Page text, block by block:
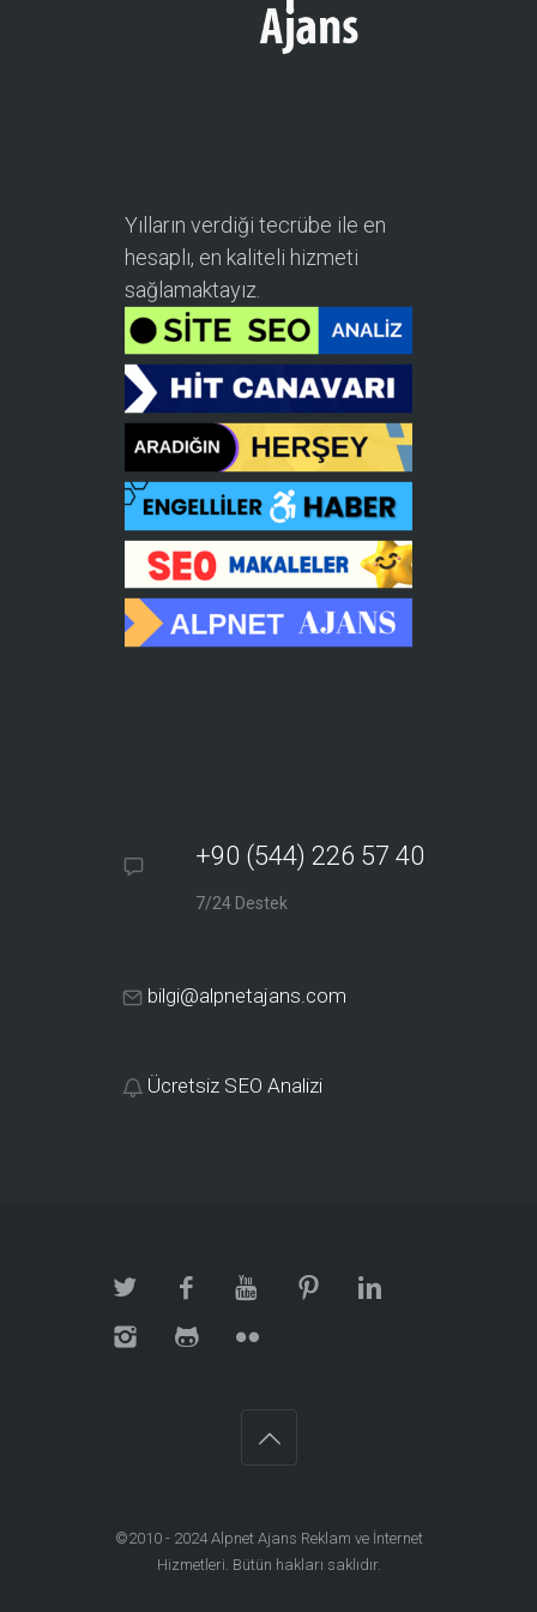
Yılların verdiği tecrübe ile en
hesaplı, en kaliteli hizmeti
sağlamaktayız.
+90 (544) 226 57 40
7/24 Destek
bilgi@alpnetajans.com
Ücretsiz SEO Analizi
©2010 - 2024Alpnet Ajans Reklam ve İnternet
Hizmetleri. Bütün hakları saklıdır.